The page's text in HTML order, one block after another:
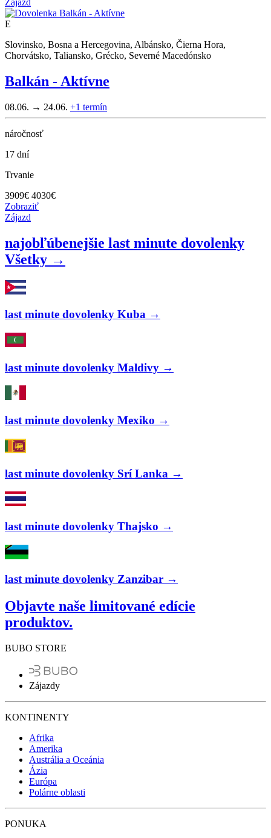
Zájazd
E
Slovinsko, Bosna a Hercegovina, Albánsko, Čierna Hora,
Chorvátsko, Taliansko, Grécko, Severné Macedónsko
Balkán - Aktívne
08.06. → 24.06. +1 termín
náročnosť
17 dní
Trvanie
3909€ 4030€
Zobraziť
Zájazd
najobľúbenejšie last minute dovolenky
Všetky →
last minute dovolenky Kuba →
last minute dovolenky Maldivy →
last minute dovolenky Mexiko →
last minute dovolenky Srí Lanka →
last minute dovolenky Thajsko →
last minute dovolenky Zanzibar →
Objavte naše limitované edície
produktov.
BUBO STORE
Zájazdy
KONTINENTY
Afrika
Amerika
Austrália a Oceánia
Ázia
Európa
Polárne oblasti
PONUKA